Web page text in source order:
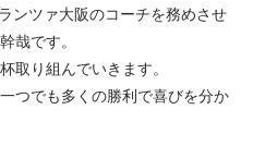
ンツァ大阪のコーチを務めさせ
哉です。
取り組んでいきます。
つでも多くの勝利で喜びを分か